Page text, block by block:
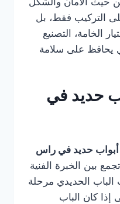
التركيب فقط، بل
الخامة، التصنيع
يحافظ على سلامة
حديد في
حديد في راس
بين الخبرة الفنية
الباب الحديدي مرحلة
إذا كان الباب